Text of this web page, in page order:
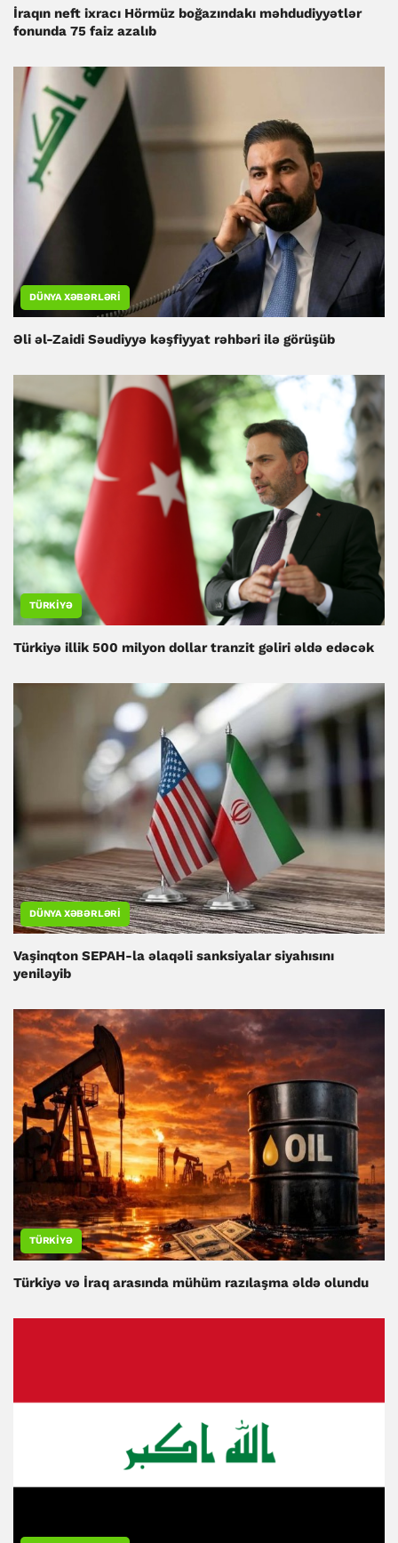
İraqın neft ixracı Hörmüz boğazındakı məhdudiyyətlər
fonunda 75 faiz azalıb
DÜNYA XƏBƏRLƏRI
Əli əl-Zaidi Səudiyyə kəşfiyyat rəhbəri ilə görüşüb
TÜRKIYƏ
Türkiyə illik 500 milyon dollar tranzit gəliri əldə edəcək
DÜNYA XƏBƏRLƏRI
Vaşinqton SEPAH-la əlaqəli sanksiyalar siyahısını
yeniləyib
TÜRKIYƏ
Türkiyə və İraq arasında mühüm razılaşma əldə olundu